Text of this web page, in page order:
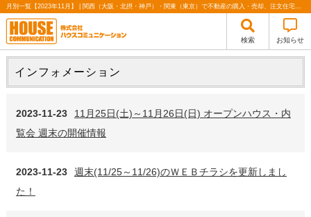
月別一覧【2023年11月】 | 関西（大阪・北摂・神戸）・関東（東京）で不動産の購入・売却、注文住宅、リノベーションの事なら株式会社ハウスコミュニケーション
検索 お知らせ
インフォメーション
2023-11-23
11月25日(土)～11月26日(日) オープンハウス・内
覧会 週末の開催情報
2023-11-23
週末(11/25～11/26)のＷＥＢチラシを更新しまし
た！